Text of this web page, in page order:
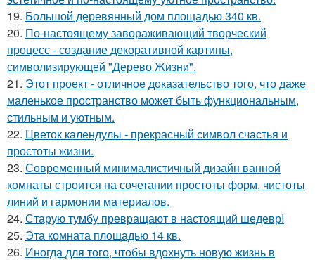
19. Большой деревянный дом площадью 340 кв.
20. По-настоящему завораживающий творческий
процесс - создание декоративной картины,
символизирующей "Дерево Жизни".
21. Этот проект - отличное доказательство того, что даже
маленькое пространство может быть функциональным,
стильным и уютным.
22. Цветок календулы - прекрасный символ счастья и
простоты жизни.
23. Современный минималистичный дизайн ванной
комнаты строится на сочетании простоты форм, чистоты
линий и гармонии материалов.
24. Старую тумбу превращают в настоящий шедевр!
25. Эта комната площадью 14 кв.
26. Иногда для того, чтобы вдохнуть новую жизнь в